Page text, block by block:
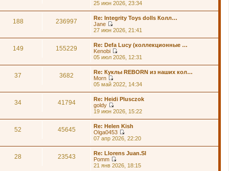
с
о
о
щ
и
н
е
м
с
о
о
б
щ
е
и
о
е
д
н
е
м
у
с
о
о
щ
и
т
и
к
о
л
е
д
н
е
м
с
о
о
щ
и
ю
П
е
т
и
к
п
о
е
д
н
е
м
с
о
о
б
щ
и
ю
25 июн 2026, 23:34
188 236997
Re: Integrity Toys dolls Колл…
Jane
П
е
й
т
и
к
о
л
е
д
н
е
м
у
с
о
о
б
щ
27 июн 2026, 21:41
149 155229
Re: Defa Lucy (коллекционные …
Kenobi
П
е
т
и
к
о
е
д
н
е
м
с
05 июл 2026, 12:31
37 3682
Re: Куклы REBORN из наших кол…
Morn
П
е
т
и
к
п
о
е
д
н
05 май 2022, 14:34
34 41794
Re: Heidi Plusczok
goldy
П
е
й
т
и
к
п
о
19 июн 2026, 15:22
52 45645
Re: Helen Kish
Olga0453
П
е
е
т
07 апр 2026, 22:20
28 23543
Re: Llorens Juan.Sl
Pomm
П
21 янв 2026, 18:15